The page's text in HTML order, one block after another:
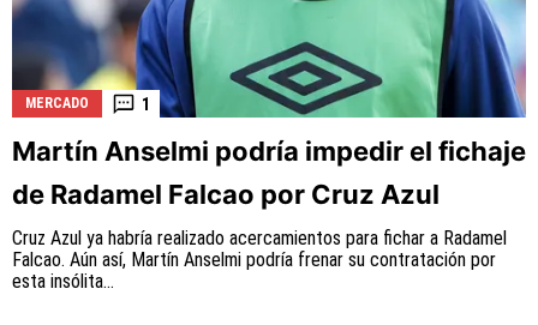
MERCADO 1
Martín Anselmi podría impedir el fichaje
de Radamel Falcao por Cruz Azul
Cruz Azul ya habría realizado acercamientos para fichar a Radamel
Falcao. Aún así, Martín Anselmi podría frenar su contratación por
esta insólita...